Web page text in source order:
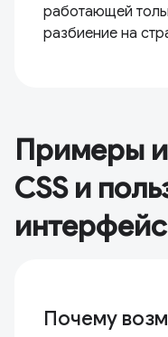
работающей
разбиение на
Примеры
CSS и
Почему